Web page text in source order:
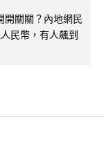
開關關？內地網民
民幣，有人飆到